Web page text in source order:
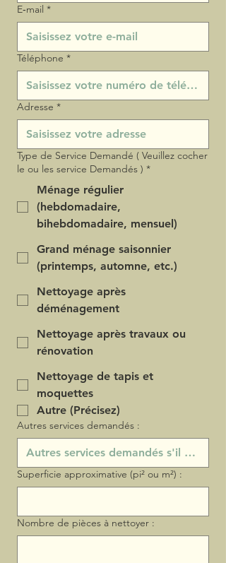
E‑mail *
Téléphone *
Adresse *
Type de Service Demandé ( Veuillez cocher
le ou les service Demandés ) *
Ménage régulier
(hebdomadaire,
bihebdomadaire, mensuel)
Grand ménage saisonnier
(printemps, automne, etc.)
Nettoyage après
déménagement
Nettoyage après travaux ou
rénovation
Nettoyage de tapis et
moquettes
Autre (Précisez)
Autres services demandés :
Superficie approximative (pi² ou m²) :
Nombre de pièces à nettoyer :